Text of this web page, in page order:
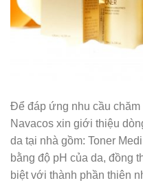
Để đáp ứng nhu cầu
Navacos xin giới thiệu
da tại nhà gồm: Toner
bằng độ pH của da, đồng
biệt với thành phần thiên